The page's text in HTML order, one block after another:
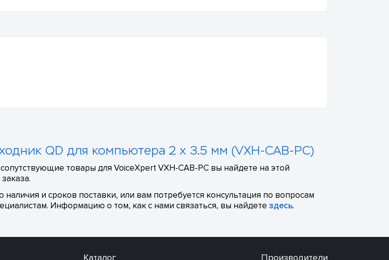
QD для компьютера 2 х 3.5 мм (VXH-CAB-PC)
товары для VoiceXpert VXH-CAB-PC вы найдете на этой
и сроков поставки, или вам потребуется консультация по вопросам
Информацию о том, как с нами связаться, вы найдете здесь.
Каталог Производители